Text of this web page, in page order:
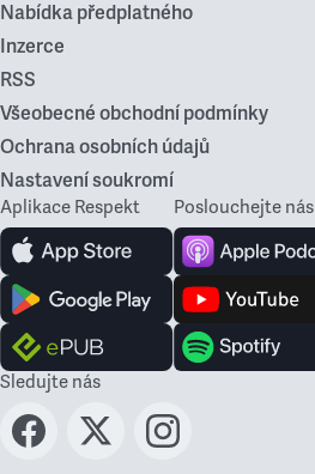
Nabídka předplatného
Inzerce
RSS
Všeobecné obchodní podmínky
Ochrana osobních údajů
Nastavení soukromí
Aplikace Respekt Poslouchejte nás
Sledujte nás